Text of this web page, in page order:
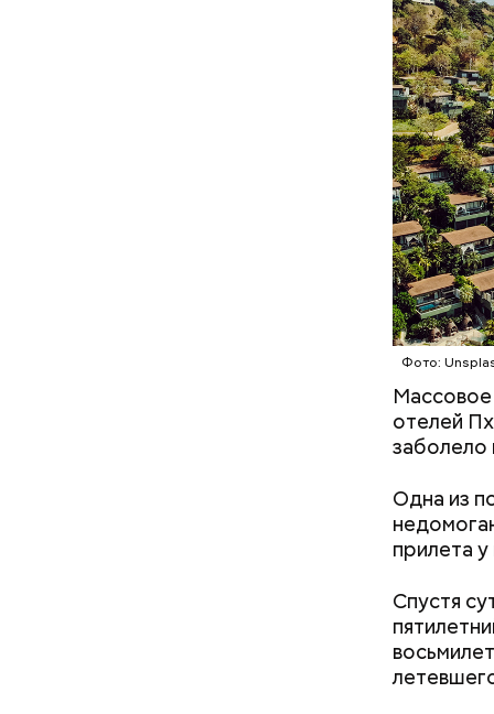
Фото:
отелей
заболело
Одна из
прилета
Спустя
Фото:
В
Microsoft.
посту
чего